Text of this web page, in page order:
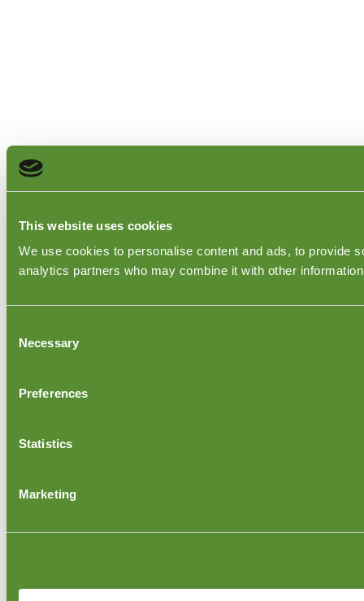
This website uses cookies
We use cookies to personalise content and ads, to provide
analytics partners who may combine it with other
Selection
Necessary
Preferences
Statistics
Marketing